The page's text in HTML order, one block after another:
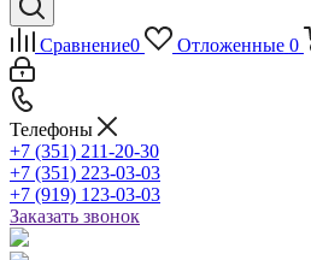
Сравнение0 Отложенные 0
Телефоны
+7 (351) 211-20-30
+7 (351) 223-03-03
+7 (919) 123-03-03
Заказать звонок